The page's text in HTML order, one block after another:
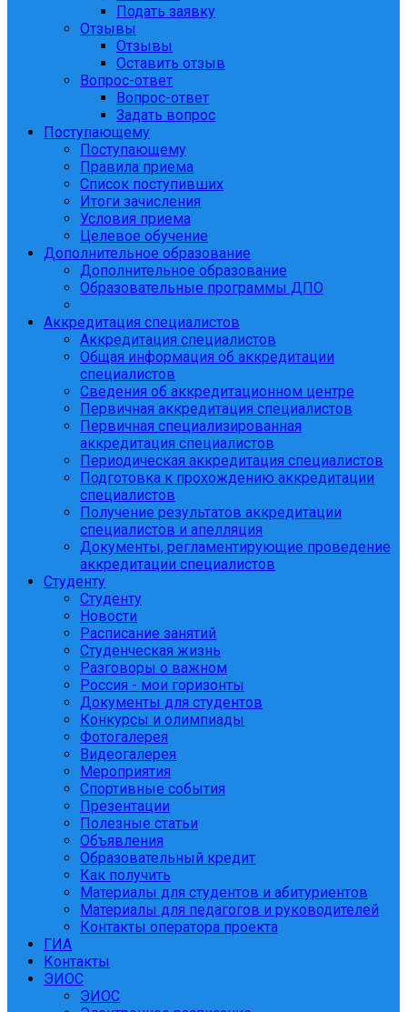
Подать заявку
Отзывы
Отзывы
Оставить отзыв
Вопрос-ответ
Вопрос-ответ
Задать вопрос
Поступающему
Поступающему
Правила приема
Список поступивших
Итоги зачисления
Условия приема
Целевое обучение
Дополнительное образование
Дополнительное образование
Образовательные программы ДПО
Аккредитация специалистов
Аккредитация специалистов
Общая информация об аккредитации
специалистов
Сведения об аккредитационном центре
Первичная аккредитация специалистов
Первичная специализированная
аккредитация специалистов
Периодическая аккредитация специалистов
Подготовка к прохождению аккредитации
специалистов
Получение результатов аккредитации
специалистов и апелляция
Документы, регламентирующие проведение
аккредитации специалистов
Студенту
Студенту
Новости
Расписание занятий
Студенческая жизнь
Разговоры о важном
Россия - мои горизонты
Документы для студентов
Конкурсы и олимпиады
Фотогалерея
Видеогалерея
Мероприятия
Спортивные события
Презентации
Полезные статьи
Объявления
Образовательный кредит
Как получить
Материалы для студентов и абитуриентов
Материалы для педагогов и руководителей
Контакты оператора проекта
ГИА
Контакты
ЭИОС
ЭИОС